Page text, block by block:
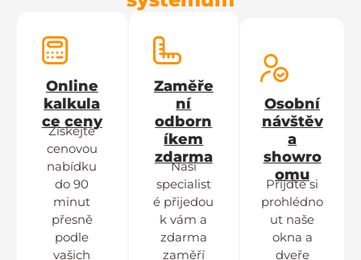
Online
kalkula
ce ceny
Získejte
cenovou
nabídku
do 90
minut
přesně
podle
vašich
Zaměře
ní
odborn
íkem
zdarma
Naši
specialist
é přijedou
k vám a
zdarma
zaměří
Osobní
návštěv
a
showro
omu
Přijďte si
prohlédno
ut naše
okna a
dveře